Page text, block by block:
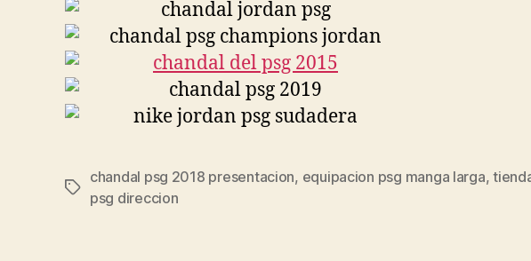
Etiquetas
chandal psg 2018 presentacion, equipacion psg manga larga,
psg direccion